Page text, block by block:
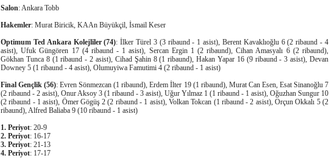
Salon: Ankara Tobb
Hakemler: Murat Biricik, KAAn Büyükçil, İsmail Keser
Optimum Ted Ankara Kolejliler (74): İlker Türel 3 (3 ribaund - 1 asist), Berent Kavaklıoğlu 6 (2 ribaund - 4
asist), Ufuk Güngören 17 (4 ribaund - 1 asist), Sercan Ergin 1 (2 ribaund), Cihan Amasyalı 6 (2 ribaund),
Gökhan Tunca 8 (1 ribaund - 2 asist), Cihad Şahin 8 (1 ribaund), Hakan Yapar 16 (9 ribaund - 3 asist), Devan
Downey 5 (1 ribaund - 4 asist), Olumuyiwa Famutimi 4 (2 ribaund - 1 asist)
Final Gençlik (56): Evren Sönmezcan (1 ribaund), Erdem İlter 19 (1 ribaund), Murat Can Esen, Esat Sinanoğlu 7
(2 ribaund - 2 asist), Onur Aksoy 3 (1 ribaund - 3 asist), Uğur Yılmaz 1 (1 ribaund - 1 asist), Oğuzhan Sungur 10
(2 ribaund - 1 asist), Ömer Gögüş 2 (2 ribaund - 1 asist), Volkan Tokcan (1 ribaund - 2 asist), Orçun Okkalı 5 (2
ribaund), Alfred Baliaba 9 (10 ribaund - 1 asist)
1. Periyot: 20-9
2. Periyot: 16-17
3. Periyot: 21-13
4. Periyot: 17-17